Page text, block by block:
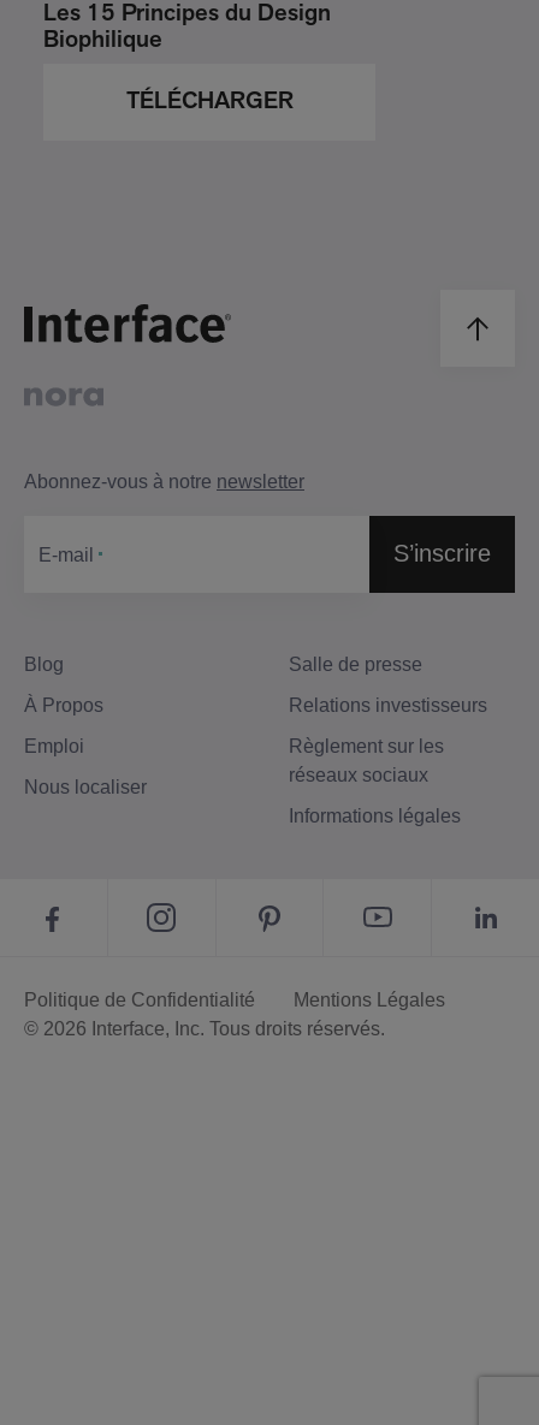
Les 15 Principes du Design
Biophilique
TÉLÉCHARGER
Blog
À Propos
Emploi
Nous localiser
Salle de presse
Relations investisseurs
Règlement sur les
réseaux sociaux
Informations légales
Abonnez-vous à notre newsletter
Е-mail S’inscrire
Politique de Confidentialité
Mentions Légales
© 2026 Interface, Inc. Tous droits réservés.